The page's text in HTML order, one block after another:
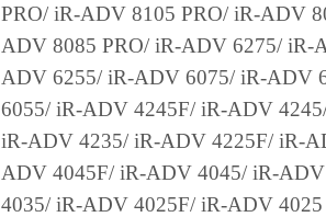
PRO/ iR-ADV 8105 PRO/ iR-ADV
ADV 8085 PRO/ iR-ADV 6275/ iR-
ADV 6255/ iR-ADV 6075/ iR-ADV
6055/ iR-ADV 4245F/ iR-ADV
iR-ADV 4235/ iR-ADV 4225F/ iR-
ADV 4045F/ iR-ADV 4045/ iR-
4035/ iR-ADV 4025F/ iR-ADV 4025